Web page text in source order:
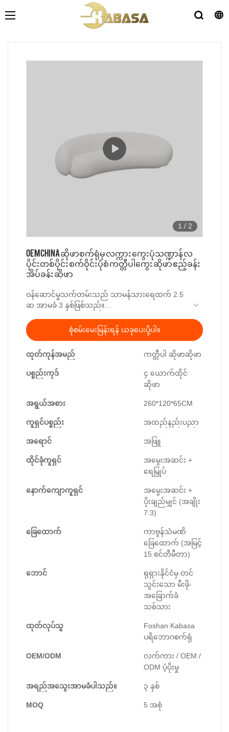
1 / 2
OEM China ဆိုဖာစက်ရုံမှ လက္ကား ကွေးပုံသဏ္ဍာန် လ
ပိုင်းတစ်ပိုင်း စက်ဝိုင်းပုံစံ ကတ္တီပါကွေး ဆိုဖာ ဧည့်ခန်း
အိပ်ခန်း ဆိုဖာ
ဝန်ဆောင်မှုသက်တမ်းသည် သာမန်သားရေထက် 2.5
ဆ အာမခံ 3 နှစ်ဖြစ်သည်။
ပစ္စည်း
ဘောင်- ရုရှားနိုင်ငံမှတင်သွင်းသော Larch သစ်
ဖြည့်ခြင်း- သိပ်သည်းဆမြင့်သော ရေမြှုပ်
Synthetic Feather Filler ၊
အထည်
အရွယ်အစား-၄ယောက်စာဆိုဖာ- 260*120*65
စုံစမ်းမေးမြန်းရန် ယခုပေးပို့ပါ။
ထုတ်ကုန်အမည် ကတ္တီပါ ဆိုဖာဆိုဖာ
ပစ္စည်းကုဒ်
၄ ယောက်ထိုင်
ဆိုဖာ
အရွယ်အစား 260*120*65CM
ကူရှင်ပစ္စည်း အထည်နည်းပညာ
အရောင် အဖြူ
ထိုင်ခုံကူရှင်
အမွေးအဆင်း +
ရေမြှုပ်
နောက်ကျောကူရှင်
အမွေးအဆင်း +
ပိုးချည်မျှင် (အချိုး
7:3)
ခြေထောက်
ကာဗွန်သံမဏိ
ခြေထောက် (အမြင့်
15 စင်တီမီတာ)
ဘောင်
ရုရှားနိုင်ငံမှ တင်
သွင်းသော မီးဖို-
အခြောက်ခံ
သစ်သား
ထုတ်လုပ်သူ
Foshan Kabasa
ပရိဘောဂစက်ရုံ
OEM/ODM
လက်ကား / OEM /
ODM ပံ့ပိုးမှု
အရည်အသွေးအာမခံပါသည်။ ၃ နှစ်
MOQ 5 အစုံ